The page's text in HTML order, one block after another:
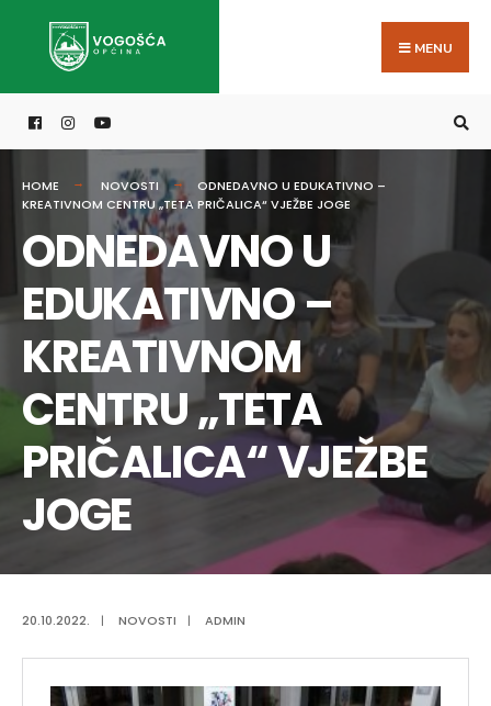
MENU
HOME NOVOSTI
ODNEDAVNO U EDUKATIVNO –
KREATIVNOM CENTRU „TETA PRIČALICA“ VJEŽBE JOGE
ODNEDAVNO U
EDUKATIVNO –
KREATIVNOM
CENTRU „TETA
PRIČALICA“ VJEŽBE
JOGE
20.10.2022. | NOVOSTI | ADMIN
for: